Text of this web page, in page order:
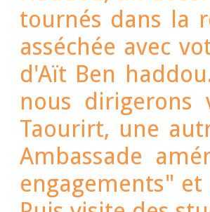
tournés dans la
asséchée avec votre chauffeur / guide à dominer les kasbahs
d'Aït Ben
nous dirigerons
Taourirt, une
Ambassade
engagements" et